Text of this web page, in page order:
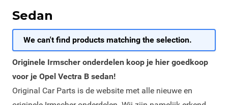
Sedan
We can't find products matching the selection.
Originele Irmscher onderdelen koop je hier goedkoop
voor je Opel Vectra B sedan!
Original Car Parts is de website met alle nieuwe en